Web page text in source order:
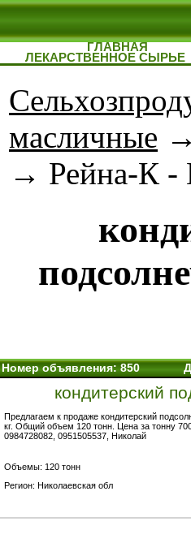
ГЛАВНАЯ
ЛЕКАРСТВЕННОЕ СЫРЬЕ
масличные
→ Рейна-К -
Номер объявления: 850
кондитерский
Предлагаем к продаже кондитерский
кг. Общий объем 120 тонн. Цена за тонну
0984728082, 0951505537, Николай
Объемы: 120 тонн
Регион: Николаевская обл